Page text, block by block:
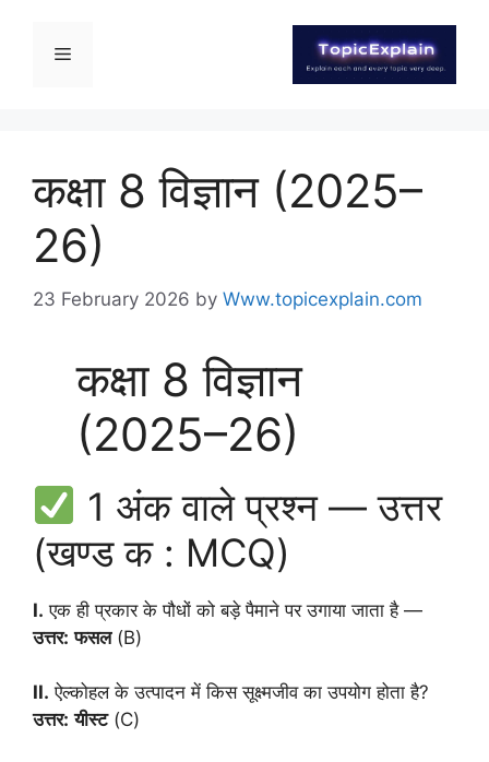
कक्षा 8 विज्ञान (2025–
26)
23 February 2026 by Www.topicexplain.com
कक्षा 8 विज्ञान
(2025–26)
1 अंक वाले प्रश्न — उत्तर
(खण्ड क : MCQ)
I. एक ही प्रकार के पौधों को बड़े पैमाने पर उगाया जाता है —
उत्तर: फसल(B)
II. ऐल्कोहल के उत्पादन में किस सूक्ष्मजीव का उपयोग होता है?
उत्तर: यीस्ट(C)